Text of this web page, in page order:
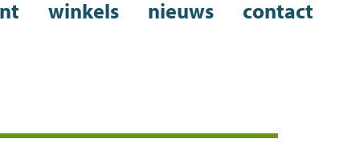
winkels nieuws contact